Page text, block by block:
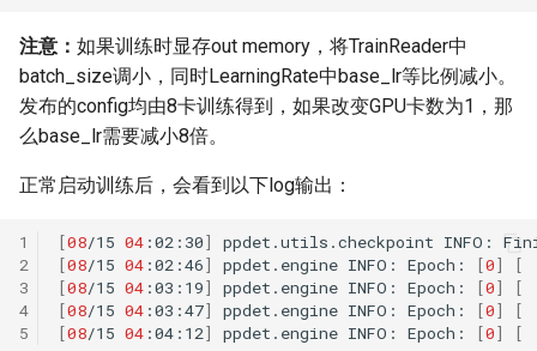
注意： 如果训练时显存out memory，将TrainReader中
batch_size调小，同时LearningRate中base_lr等比例减小。
发布的config均由8卡训练得到，如果改变GPU卡数为1，那
么base_lr需要减小8倍。
正常启动训练后，会看到以下log输出：
1
2
3
4
5
[08/15 04 :02:30] ppdet.utils.checkpoint INFO:
[08/15 04 :02:46] ppdet.engine INFO: Epoch: [0]
[
[08/15 04 :03:19] ppdet.engine INFO: Epoch: [0]
[
[08/15 04 :03:47] ppdet.engine INFO: Epoch: [0]
[
[08/15 04 :04:12] ppdet.engine INFO: Epoch: [0] [